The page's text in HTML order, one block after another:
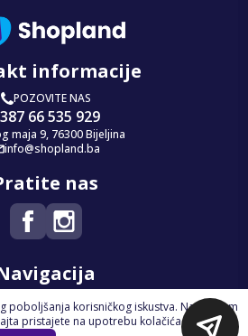
informacije
POZOVITE NAS
66 535 929
maja 9, 76300 Bijeljina
info@shopland.ba
nas
Početna
Na Akciji
poboljšanja korisničkog iskustva. Nastavkom
pristajete na upotrebu kolačića.